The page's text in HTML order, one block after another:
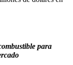
para